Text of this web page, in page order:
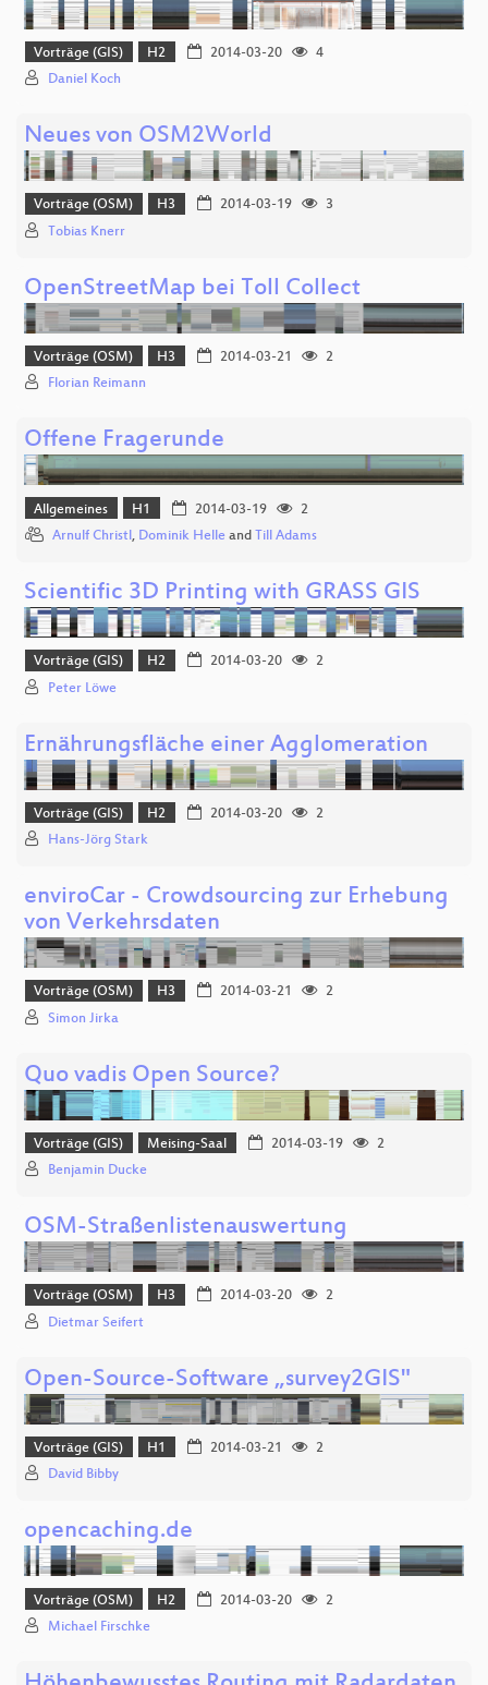
Vorträge (GIS) H2 2014-03-20
4
Daniel Koch
Neues von OSM2World
Vorträge (OSM) H3 2014-03-19
3
Tobias Knerr
OpenStreetMap bei Toll Collect
Vorträge (OSM) H3 2014-03-21
2
Florian Reimann
Offene Fragerunde
Allgemeines H1 2014-03-19
2
Arnulf Christl, Dominik Helle and Till Adams
Scientific 3D Printing with GRASS GIS
Vorträge (GIS) H2 2014-03-20
2
Peter Löwe
Ernährungsfläche einer Agglomeration
Vorträge (GIS) H2 2014-03-20
2
Hans-Jörg Stark
enviroCar - Crowdsourcing zur Erhebung
von Verkehrsdaten
Vorträge (OSM) H3 2014-03-21
2
Simon Jirka
Quo vadis Open Source?
Vorträge (GIS) Meising-Saal 2014-03-19
2
Benjamin Ducke
OSM-Straßenlistenauswertung
Vorträge (OSM) H3 2014-03-20
2
Dietmar Seifert
Open-Source-Software „survey2GIS"
Vorträge (GIS) H1 2014-03-21
2
David Bibby
opencaching.de
Vorträge (OSM) H2 2014-03-20
2
Michael Firschke